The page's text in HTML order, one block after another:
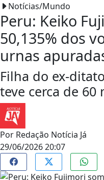
Notícias/Mundo
Peru: Keiko
50,135% dos
urnas
Filha do ex-
teve cerca de
Por Redação Notícia Já
29/06/2026 20:07